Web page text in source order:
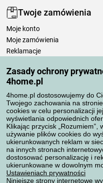
Zasady ochrony
4home.pl
4home.pl dostosowujemy do
Twojego zachowania na
cookies w celu personalizacji
wyświetlania odpowiednich
Klikając przycisk „Rozumiem”,
używanie plików cookies do
ukierunkowanych reklam w
na innych stronach
dostosować personalizację i
ukierunkowane w dowolnym
Ustawieniach prywatności
Niniejsze strony internetowe
Twoje zamówienia
Moje konto
Moje zamówienia
Reklamacje
Zasady przetwarzania recenzji
Sposoby transportu
Metody płatności
Niezawodny sklep